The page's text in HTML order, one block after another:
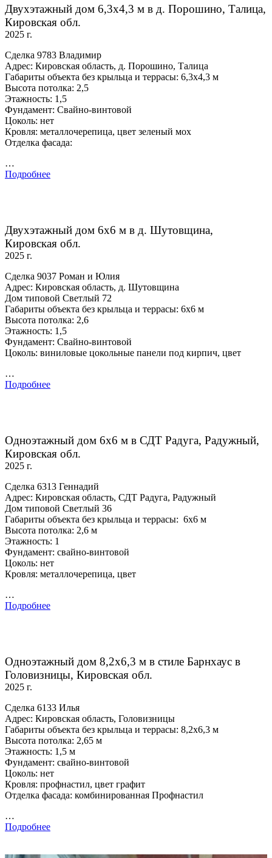
Двухэтажный дом 6,3х4,3 м в д. Порошино, Талица,
Кировская обл.
2025 г.
Сделка 9783 Владимир
Адрес: Кировская область, д. Порошино, Талица
Габариты объекта без крыльца и террасы: 6,3х4,3 м
Высота потолка: 2,5
Этажность: 1,5
Фундамент: Свайно-винтовой
Цоколь: нет
Кровля: металлочерепица, цвет зеленый мох
Отделка фасада:
…
Подробнее
Двухэтажный дом 6х6 м в д. Шутовщина,
Кировская обл.
2025 г.
Сделка 9037 Роман и Юлия
Адрес: Кировская область, д. Шутовщина
Дом типовой Светлый 72
Габариты объекта без крыльца и террасы: 6х6 м
Высота потолка: 2,6
Этажность: 1,5
Фундамент: Свайно-винтовой
Цоколь: виниловые цокольные панели под кирпич, цвет
…
Подробнее
Одноэтажный дом 6х6 м в СДТ Радуга, Радужный,
Кировская обл.
2025 г.
Сделка 6313 Геннадий
Адрес: Кировская область, СДТ Радуга, Радужный
Дом типовой Светлый 36
Габариты объекта без крыльца и террасы: 6х6 м
Высота потолка: 2,6 м
Этажность: 1
Фундамент: свайно-винтовой
Цоколь: нет
Кровля: металлочерепица, цвет
…
Подробнее
Одноэтажный дом 8,2х6,3 м в стиле Барнхаус в
Головизницы, Кировская обл.
2025 г.
Сделка 6133 Илья
Адрес: Кировская область, Головизницы
Габариты объекта без крыльца и террасы: 8,2х6,3 м
Высота потолка: 2,65 м
Этажность: 1,5 м
Фундамент: свайно-винтовой
Цоколь: нет
Кровля: профнастил, цвет графит
Отделка фасада: комбинированная Профнастил
…
Подробнее